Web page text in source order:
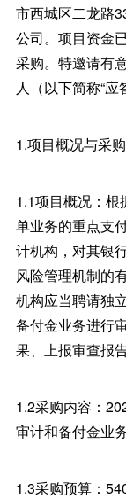
市西城区二龙路
公司。项目资金
采购。特邀请有
人（以下简称“应
1.项目概况与采
1.1项目概况：
单业务的重点支
计机构，对其银
风险管理机制的
机构应当聘请独
备付金业务进行
果、上报审查报告
1.2采购内容：
审计和备付金业
1.3采购预算：